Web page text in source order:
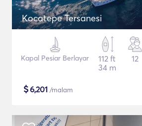
Kocatepe Tersanesi
Kapal Pesiar Berlayar
112 ft
34 m
12
$6,201 /malam